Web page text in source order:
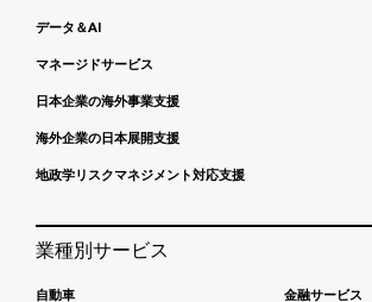
データ＆AI
マネージドサービス
日本企業の海外事業支援
海外企業の日本展開支援
地政学リスクマネジメント対応支援
業種別サービス
自動車 金融サービス